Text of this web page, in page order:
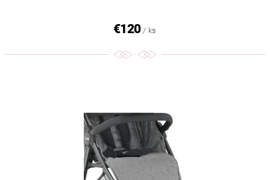
€120 / ks